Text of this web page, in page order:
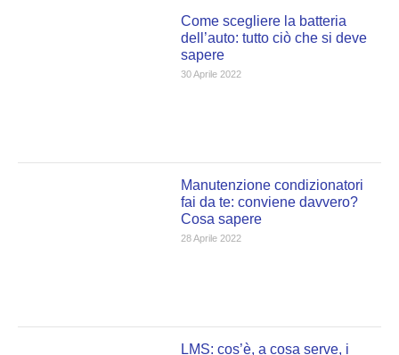
Come scegliere la batteria
dell’auto: tutto ciò che si deve
sapere
30 Aprile 2022
Manutenzione condizionatori
fai da te: conviene davvero?
Cosa sapere
28 Aprile 2022
LMS: cos’è, a cosa serve, i